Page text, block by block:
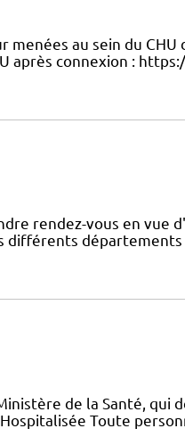
au sein du
après connexion :
rendez-vous en vue
différents
de la Santé, qui
Toute